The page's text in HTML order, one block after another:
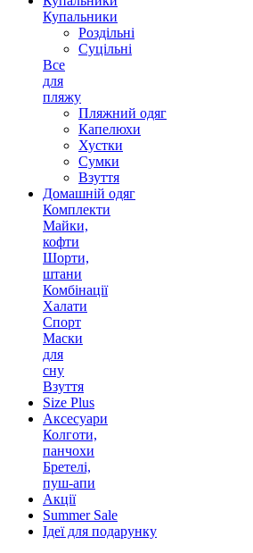
Купальники
Роздільні
Суцільні
Все
для
пляжу
Пляжний одяг
Капелюхи
Хустки
Сумки
Взуття
Домашній одяг
Комплекти
Майки,
кофти
Шорти,
штани
Комбінації
Халати
Спорт
Маски
для
сну
Взуття
Size Plus
Аксесуари
Колготи,
панчохи
Бретелі,
пуш-апи
Акції
Summer Sale
Ідеї для подарунку